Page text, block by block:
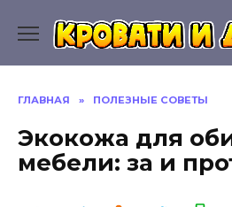
содержанию
ГЛАВНАЯ » ПОЛЕЗНЫЕ СОВЕТЫ
Экокожа для
мебели: за и